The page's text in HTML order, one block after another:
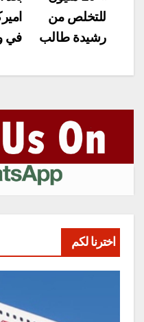
المقالات
في
للتخلص من
رشيدة طالب
اخترنا لكم